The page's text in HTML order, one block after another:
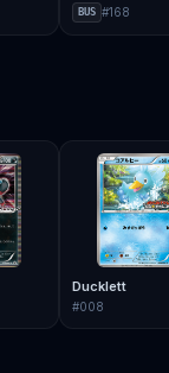
BUS #168
Ducklett
#008